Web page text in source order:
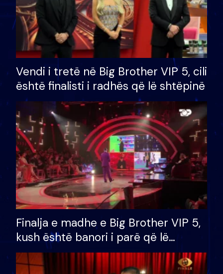
Vendi i tretë në Big Brother VIP 5, cili
është finalisti i radhës që lë shtëpinë
Finalja e madhe e Big Brother VIP 5,
kush është banori i parë që lë
shtëpinë dhe humb mundësinë për
të fituar çmimin e madh